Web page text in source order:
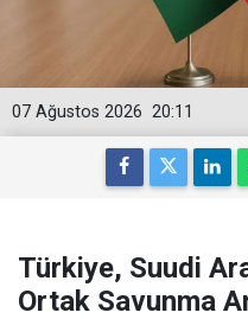
20:11
07 Ağustos 2026
Türkiye, Suudi
Ortak Savunma